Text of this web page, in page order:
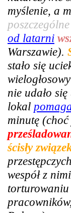
myślenie, a
od latarni
Warszawie).
stało się
nie udało
lokal
minutę
ścisły
wespół z
torturowaniu